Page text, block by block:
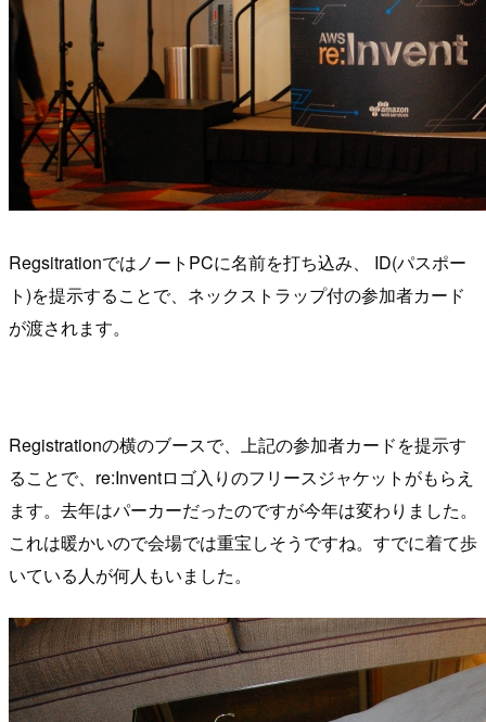
RegsitrationではノートPCに名前を打ち込み、 ID(パスポー
ト)を提示することで、ネックストラップ付の参加者カード
が渡されます。
Registrationの横のブースで、上記の参加者カードを提示す
ることで、re:Inventロゴ入りのフリースジャケットがもらえ
ます。去年はパーカーだったのですが今年は変わりました。
これは暖かいので会場では重宝しそうですね。すでに着て歩
いている人が何人もいました。